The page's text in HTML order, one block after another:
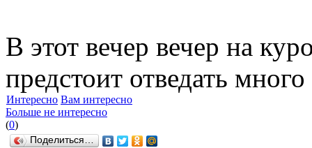
В этот вечер вечер на
предстоит отведать
Интересно Вам интересно
Больше не интересно
(0)
Поделиться…